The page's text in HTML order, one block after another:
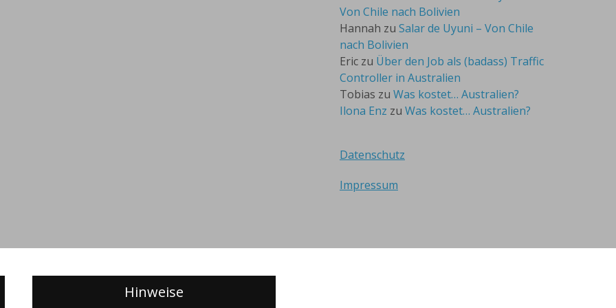
Von Chile nach Bolivien
Hannah zu Salar de Uyuni – Von Chile
nach Bolivien
Eric zu Über den Job als (badass) Traffic
Controller in Australien
Tobias zu Was kostet… Australien?
Ilona Enz zu Was kostet… Australien?
Datenschutz
Impressum
Hinweise